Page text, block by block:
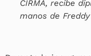
CIRMA, recibe
manos de